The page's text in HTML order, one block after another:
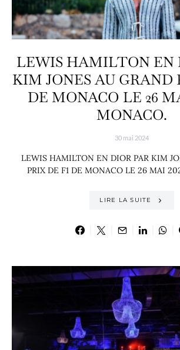
LEWIS HAMILTON EN
KIM JONES AU GRAND
DE MONACO LE 26
MONACO.
30 mai 2024
LEWIS HAMILTON EN DIOR PAR KIM
PRIX DE F1 DE MONACO LE 26 MAI
LIRE LA SUITE